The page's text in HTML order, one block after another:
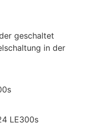
geschaltet
in der
LE300s